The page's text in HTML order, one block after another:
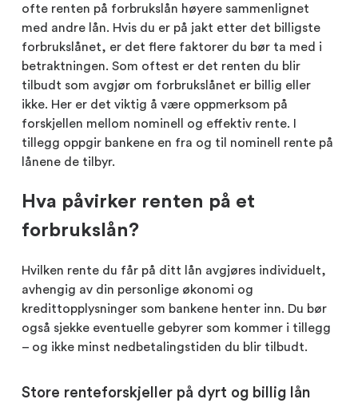
ofte renten på forbrukslån høyere sammenlignet
med andre lån. Hvis du er på jakt etter det billigste
forbrukslånet, er det flere faktorer du bør ta med i
betraktningen. Som oftest er det renten du blir
tilbudt som avgjør om forbrukslånet er billig eller
ikke. Her er det viktig å være oppmerksom på
forskjellen mellom nominell og effektiv rente. I
tillegg oppgir bankene en fra og til nominell rente på
lånene de tilbyr.
Hva påvirker renten på et
forbrukslån?
Hvilken rente du får på ditt lån avgjøres individuelt,
avhengig av din personlige økonomi og
kredittopplysninger som bankene henter inn. Du bør
også sjekke eventuelle gebyrer som kommer i tillegg
– og ikke minst nedbetalingstiden du blir tilbudt.
Store renteforskjeller på dyrt og billig lån